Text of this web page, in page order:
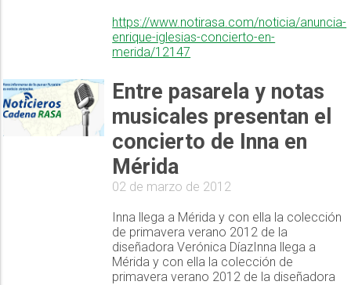
https://www.notirasa.com/noticia/anuncia-
enrique-iglesias-concierto-en-
merida/12147
Entre pasarela y notas
musicales presentan el
concierto de Inna en
Mérida
02 de marzo de 2012
Inna llega a Mérida y con ella la colección
de primavera verano 2012 de la
diseñadora Verónica DíazInna llega a
Mérida y con ella la colección de
primavera verano 2012 de la diseñadora